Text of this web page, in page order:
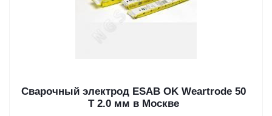
Сварочный электрод ESAB OK Weartrode 50
T 2.0 мм в Москве